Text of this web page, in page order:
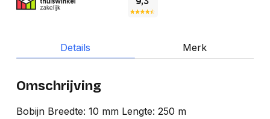
Details Merk
Omschrijving
Bobijn Breedte: 10 mm Lengte: 250 m